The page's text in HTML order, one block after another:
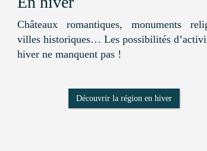
Châteaux romantiques, monuments
villes historiques… Les possibilités
hiver ne manquent pas !
Découvrir la région en hiver